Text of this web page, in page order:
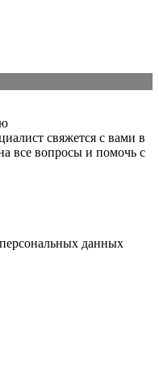
свяжется с вами в
все вопросы и помочь с
данных